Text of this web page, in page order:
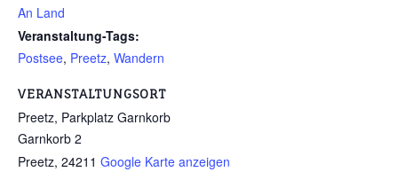
An Land
Veranstaltung-Tags:
Postsee, Preetz, Wandern
VERANSTALTUNGSORT
Preetz, Parkplatz Garnkorb
Garnkorb 2
Preetz, 24211 Google Karte anzeigen